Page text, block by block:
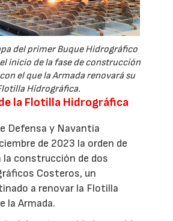
del primer Buque Hidrográfico
inicio de la fase de construcción
el que la Armada renovará su
Hidrográfica.
la Flotilla Hidrográfica
Defensa y Navantia
de 2023 la orden de
la construcción de dos
Costeros, un
a renovar la Flotilla
la Armada.